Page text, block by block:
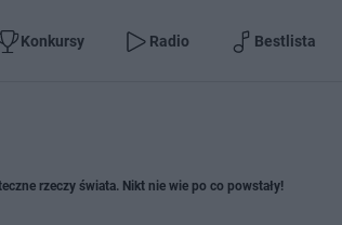
Konkursy Radio Bestlista
rzeczy świata. Nikt nie wie po co powstały!